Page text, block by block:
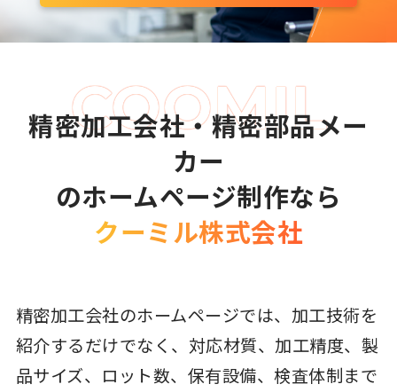
精密加工会社・精密部品メー
カー
のホームページ制作なら
クーミル株式会社
精密加工会社のホームページでは、加工技術を
紹介するだけでなく、対応材質、加工精度、製
品サイズ、ロット数、保有設備、検査体制まで